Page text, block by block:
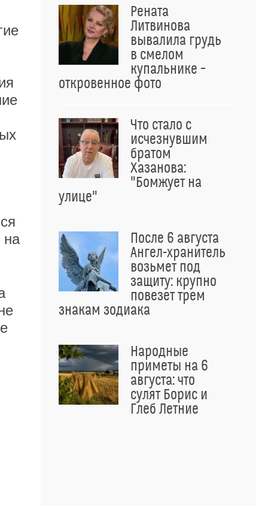
на
Рената
Литвинова
вывалила грудь
в смелом
купальнике –
откровенное фото
Что стало с
исчезнувшим
братом
Хазанова:
"Бомжует на
улице"
После 6 августа
Ангел-хранитель
возьмет под
защиту: крупно
повезет трем
знакам зодиака
Народные
приметы на 6
августа: что
сулят Борис и
Глеб Летние